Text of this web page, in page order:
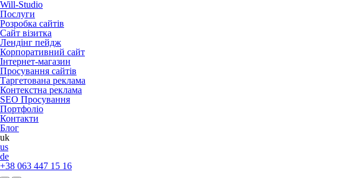
Will-Studio
Послуги
Розробка сайтів
Сайт візитка
Лендінг пейдж
Корпоративний сайт
Інтернет-магазин
Просування сайтів
Таргетована реклама
Контекстна реклама
SEO Просування
Портфоліо
Контакти
Блог
uk
us
de
+38 063 447 15 16